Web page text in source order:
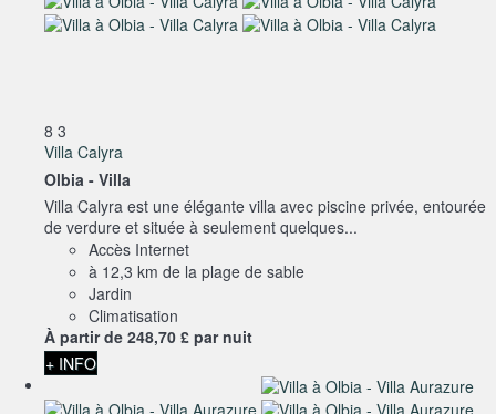
8 3
Villa Calyra
Olbia - Villa
Villa Calyra est une élégante villa avec piscine privée, entourée
de verdure et située à seulement quelques...
Accès Internet
à 12,3 km de la plage de sable
Jardin
Climatisation
À partir de 248,70 £ par nuit
+ INFO